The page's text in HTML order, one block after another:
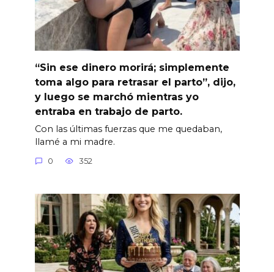
“Sin ese dinero morirá; simplemente
toma algo para retrasar el parto”, dijo,
y luego se marchó mientras yo
entraba en trabajo de parto.
Con las últimas fuerzas que me quedaban,
llamé a mi madre.
0 352